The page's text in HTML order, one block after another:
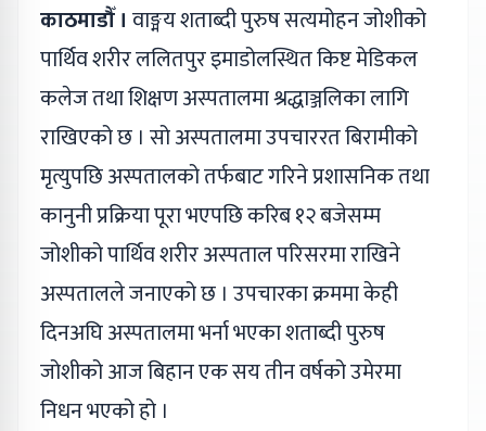
काठमाडौँ । वाङ्मय शताब्दी पुरुष सत्यमोहन जोशीको
पार्थिव शरीर ललितपुर इमाडोलस्थित किष्ट मेडिकल
कलेज तथा शिक्षण अस्पतालमा श्रद्धाञ्जलिका लागि
राखिएको छ । सो अस्पतालमा उपचाररत बिरामीको
मृत्युपछि अस्पतालको तर्फबाट गरिने प्रशासनिक तथा
कानुनी प्रक्रिया पूरा भएपछि करिब १२ बजेसम्म
जोशीको पार्थिव शरीर अस्पताल परिसरमा राखिने
अस्पतालले जनाएको छ । उपचारका क्रममा केही
दिनअघि अस्पतालमा भर्ना भएका शताब्दी पुरुष
जोशीको आज बिहान एक सय तीन वर्षको उमेरमा
निधन भएको हो ।